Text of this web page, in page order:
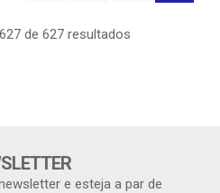
de 627 resultados
e esteja a par de